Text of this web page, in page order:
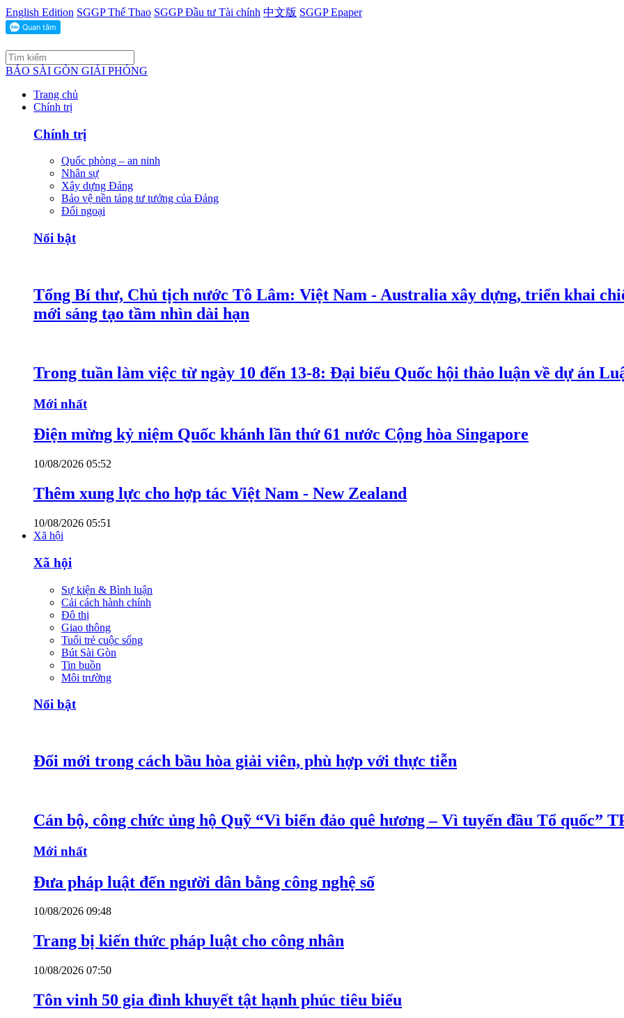
English Edition SGGP Thể Thao SGGP Đầu tư Tài chính 中文版 SGGP Epaper
BÁO SÀI GÒN GIẢI PHÓNG
Trang chủ
Chính trị
Chính trị
Quốc phòng – an ninh
Nhân sự
Xây dựng Đảng
Bảo vệ nền tảng tư tưởng của Đảng
Đối ngoại
Nổi bật
Tổng Bí thư, Chủ tịch nước Tô Lâm: Việt Nam - Australia xây dựng, triển khai
mới sáng tạo tầm nhìn dài hạn
Trong tuần làm việc từ ngày 10 đến 13-8: Đại biểu Quốc hội thảo luận về dự án
Mới nhất
Điện mừng kỷ niệm Quốc khánh lần thứ 61 nước Cộng hòa Singapore
10/08/2026 05:52
Thêm xung lực cho hợp tác Việt Nam - New Zealand
10/08/2026 05:51
Xã hội
Xã hội
Sự kiện & Bình luận
Cải cách hành chính
Đô thị
Giao thông
Tuổi trẻ cuộc sống
Bút Sài Gòn
Tin buồn
Môi trường
Nổi bật
Đổi mới trong cách bầu hòa giải viên, phù hợp với thực tiễn
Cán bộ, công chức ủng hộ Quỹ “Vì biển đảo quê hương – Vì tuyến đầu Tổ quốc”
Mới nhất
Đưa pháp luật đến người dân bằng công nghệ số
10/08/2026 09:48
Trang bị kiến thức pháp luật cho công nhân
10/08/2026 07:50
Tôn vinh 50 gia đình khuyết tật hạnh phúc tiêu biểu